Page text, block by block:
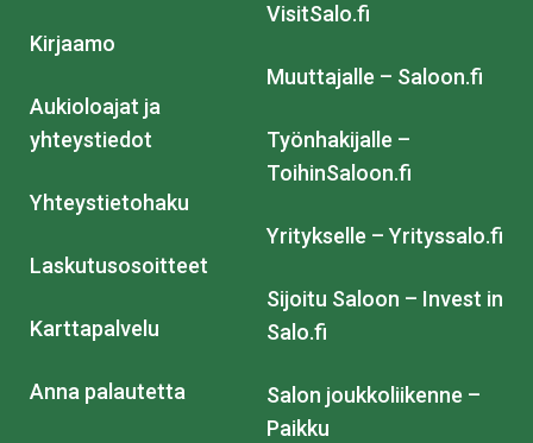
Kirjaamo
Aukioloajat ja
yhteystiedot
Yhteystietohaku
Laskutusosoitteet
Karttapalvelu
Anna palautetta
VisitSalo.fi
Muuttajalle – Saloon.fi
Työnhakijalle –
ToihinSaloon.fi
Yritykselle – Yrityssalo.fi
Sijoitu Saloon – Invest in
Salo.fi
Salon joukkoliikenne –
Paikku